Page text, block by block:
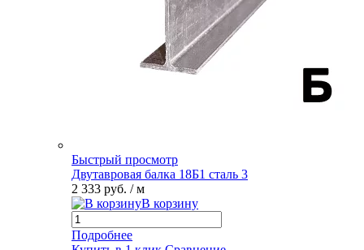
Быстрый просмотр
Двутавровая балка 18Б1 сталь 3
2 333 руб. / м
В корзину
Подробнее